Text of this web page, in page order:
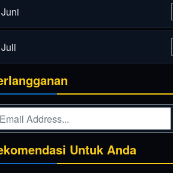
Juni
Juli
Untuk Anda